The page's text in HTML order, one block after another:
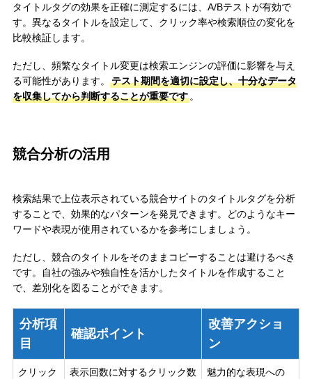
タイトルタグの効果を正確に測定するには、A/Bテストが有効で
す。異なるタイトルを設定して、クリック率や検索順位の変化を
比較検証します。
ただし、頻繁なタイトル変更は検索エンジンの評価に影響を与え
る可能性があります。
テスト期間を適切に設定し、十分なデータ
を収集してから判断することが重要です。
競合分析の活用
検索結果で上位表示されている競合サイトのタイトルタグを分析
することで、効果的なパターンを発見できます。どのようなキー
ワードや表現が使用されているかを参考にしましょう。
ただし、競合のタイトルをそのままコピーすることは避けるべき
です。自社の強みや独自性を活かしたタイトルを作成すること
で、差別化を図ることができます。
分析項
目
確認ポイント
改善アクショ
ン
クリック
表示回数に対するクリック数
魅力的な表現への